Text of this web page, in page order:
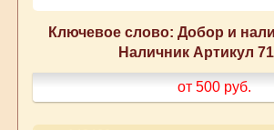
Ключевое слово: Добор и
Наличник Артикул
от 500 руб.